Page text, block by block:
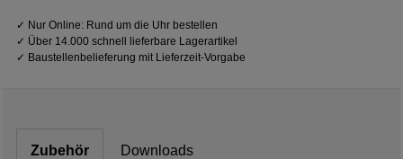
✓ Nur Online: Rund um die Uhr bestellen
✓ Über 14.000 schnell lieferbare Lagerartikel
✓ Baustellenbelieferung mit Lieferzeit-Vorgabe
Zubehör Downloads